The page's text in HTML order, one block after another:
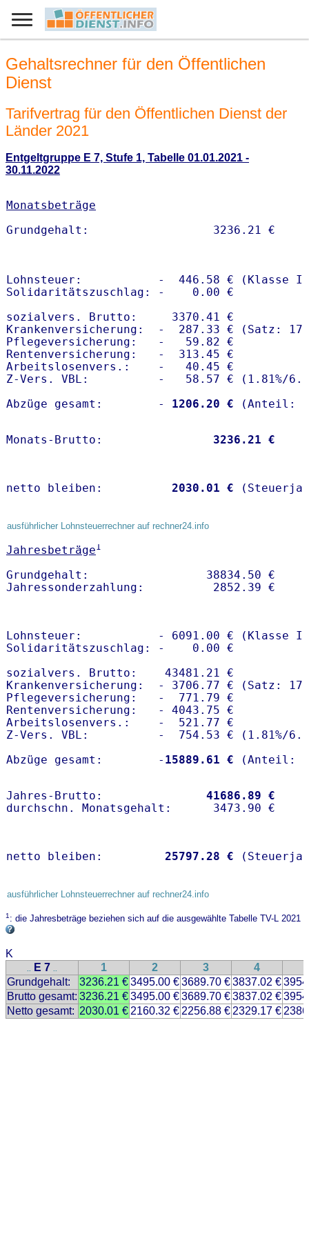
Gehaltsrechner für den Öffentlichen
Dienst
Tarifvertrag für den Öffentlichen Dienst der
Länder 2021
Entgeltgruppe E 7, Stufe 1, Tabelle 01.01.2021 -
30.11.2022
Monatsbeträge
Lohnsteuer:           -  446.58 € (Klasse I)
Solidaritätszuschlag: -    0.00 €
sozialvers. Brutto:     3370.41 €
Krankenversicherung:  -  287.33 € (Satz:
Pflegeversicherung:   -   59.82 €
Rentenversicherung:   -  313.45 €
Arbeitslosenvers.:    -   40.45 €
Z-Vers. VBL:          -   58.57 € ( 1.81%/
Abzüge gesamt:        -
1206.20 €
Monats-Brutto: 3236.21 €
netto bleiben: 2030.01 €
ausführlicher Lohnsteuerrechner auf rechner24.info
Jahresbeträge1
Grundgehalt:                 38834.50 €
Lohnsteuer:           - 6091.00 € (Klasse I)
Solidaritätszuschlag: -    0.00 €
sozialvers. Brutto:    43481.21 €
Krankenversicherung:  - 3706.77 € (Satz:
Pflegeversicherung:   -  771.79 €
Rentenversicherung:   - 4043.75 €
Arbeitslosenvers.:    -  521.77 €
Z-Vers. VBL:          -  754.53 € ( 1.81%/
Abzüge gesamt:        - 15889.61 €
Jahres-Brutto: 41686.89 €
netto bleiben: 25797.28 €
ausführlicher Lohnsteuerrechner auf rechner24.info
1: die Jahresbeträge beziehen sich auf die ausgewählte Tabelle TV-L 2021
K
.. E 7 .. 1 2 3 4
Grundgehalt:
3236.21 €3495.00 €3689.70 €3837.02 €
Brutto gesamt: 3236.21 €3495.00 €3689.70 €3837.02 €
Netto gesamt: 2030.01 € 2160.32 € 2256.88 € 2329.17 €